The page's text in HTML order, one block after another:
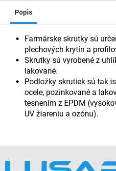
Popis
Farmárske skrutky sú
plechových krytín a
Skrutky sú vyrobené z
lakované.
Podložky skrutiek sú tak
ocele, pozinkované a
tesnením z EPDM
UV žiareniu a ozónu).